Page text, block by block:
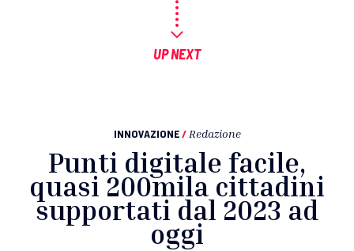
UP NEXT
INNOVAZIONE / Redazione
Punti digitale facile,
quasi 200mila cittadini
supportati dal 2023 ad
oggi